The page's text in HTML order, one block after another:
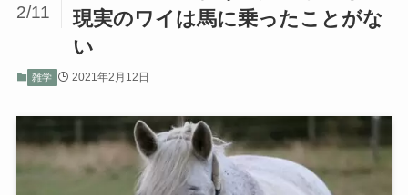
現実のワイは馬に乗ったことがな
い
2/11
雑学 2021年2月12日